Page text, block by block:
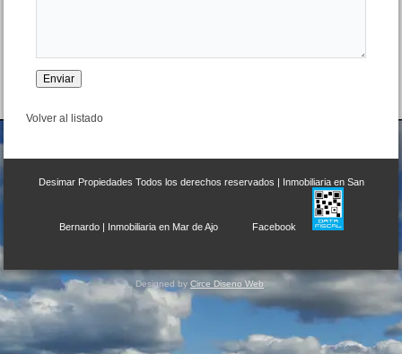
Volver al listado
Desimar Propiedades Todos los derechos reservados | Inmobiliaria en San
Bernardo| Inmobiliaria en Mar de Ajo Facebook
Designed by Circe Diseno Web